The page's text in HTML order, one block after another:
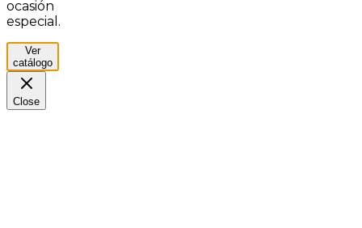
ocasión
especial.
Ver
catálogo
Close